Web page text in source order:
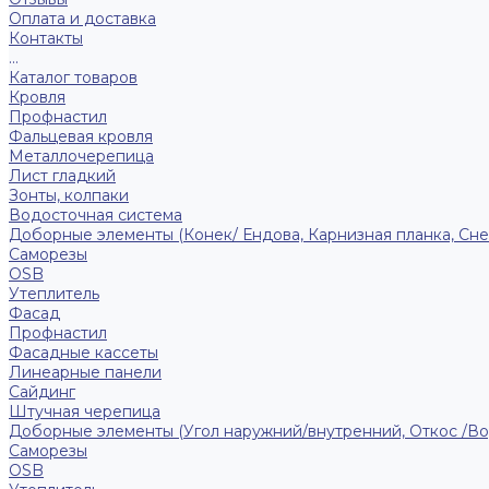
Оплата и доставка
Контакты
...
Каталог товаров
Кровля
Профнастил
Фальцевая кровля
Металлочерепица
Лист гладкий
Зонты, колпаки
Водосточная система
Доборные элементы (Конек/ Ендова, Карнизная планка,
Саморезы
ОSB
Утеплитель
Фасад
Профнастил
Фасадные кассеты
Линеарные панели
Сайдинг
Штучная черепица
Доборные элементы (Угол наружний/внутренний, Откос /
Саморезы
OSB